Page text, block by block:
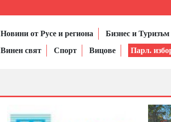
Новини от Русе и региона Бизнес и Туризъм
Винен свят
Спорт Вицове Парл.